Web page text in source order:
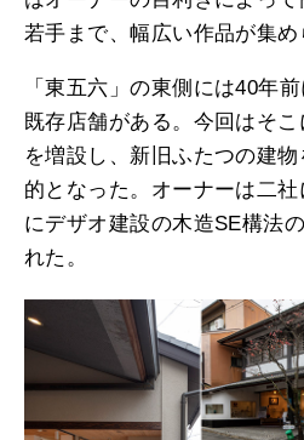
若手まで、幅広い作品が集め
「東五六」の東側には40年
既存店舗がある。今回はそ
を増設し、新旧ふたつの建
的となった。オーナーは二
にデザオ建設の木造SE構法
れた。